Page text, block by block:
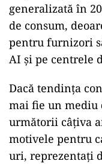
generalizată în
de consum,
pentru furnizori
AI și pe centrele
Dacă tendința
mai fie un mediu
următorii câțiva
motivele pentru
uri, reprezentați